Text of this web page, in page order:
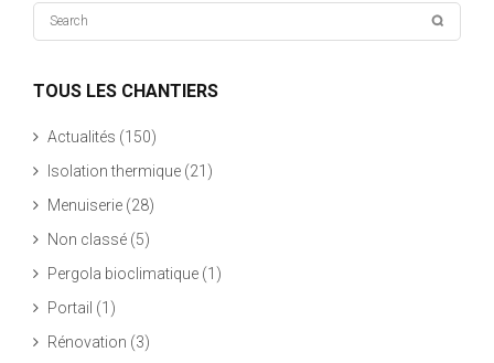
TOUS LES CHANTIERS
Actualités (150)
Isolation thermique (21)
Menuiserie (28)
Non classé (5)
Pergola bioclimatique (1)
Portail (1)
Rénovation (3)